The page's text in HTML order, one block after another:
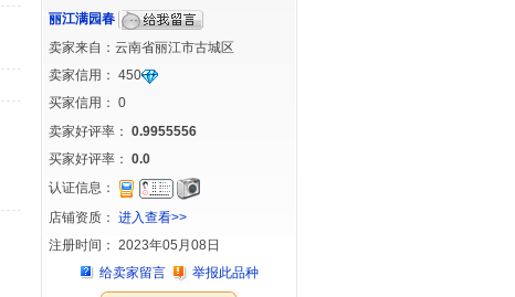
丽江满园春
卖家来自：云南省丽江市古城区
卖家信用： 450
买家信用： 0
卖家好评率： 0.9955556
买家好评率： 0.0
认证信息：
店铺资质： 进入查看>>
注册时间： 2023年05月08日
给卖家留言
举报此品种